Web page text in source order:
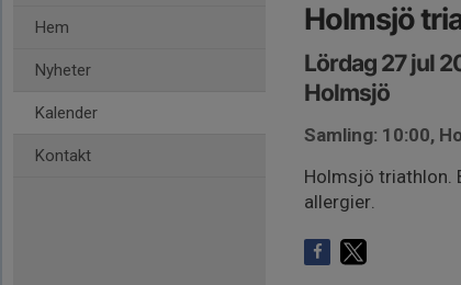
Hem
Nyheter
Kalender
Kontakt
Holmsjö
Lördag 27 jul
Holmsjö
Samling: 10:00,
Holmsjö triathlon.
allergier.